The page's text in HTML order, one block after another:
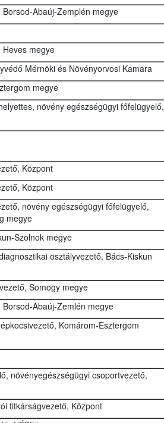
Abaúj-Zemplén megye
megye
Mérnöki és Növényorvosi Kamara
megye
növény egészségügyi főfelügyelő,
Központ
Központ
növény egészségügyi főfelügyelő,
megye
Szolnok megye
osztályvezető, Bács-Kiskun
Somogy megye
Abaúj-Zemlén megye
Komárom-Esztergom
növényegészségügyi csoportvezető,
titkárságvezető, Központ